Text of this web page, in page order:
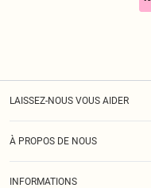
LAISSEZ-NOUS VOUS AIDER
À PROPOS DE NOUS
INFORMATIONS